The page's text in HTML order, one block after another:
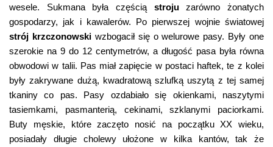
wesele. Sukmana była częścią strojuzarówno żonatych
gospodarzy, jak i kawalerów. Po pierwszej wojnie światowej
strój krzczonowskiwzbogacił się o welurowe pasy. Były one
szerokie na 9 do 12 centymetrów, a długość pasa była równa
obwodowi w talii. Pas miał zapięcie w postaci haftek, te z kolei
były zakrywane dużą, kwadratową szlufką uszytą z tej samej
tkaniny co pas. Pasy ozdabiało się okienkami, naszytymi
tasiemkami, pasmanterią, cekinami, szklanymi paciorkami.
Buty męskie, które zaczęto nosić na początku XX wieku,
posiadały długie cholewy ułożone w kilka kantów, tak że